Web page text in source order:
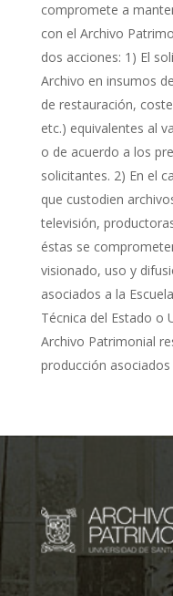
compromete a
con el Archivo
dos acciones: 1) El
Archivo en insumos
de restauración,
etc.) equivalentes al
o de acuerdo a los
solicitantes. 2) En el
que custodien
televisión,
éstas se
visionado, uso y
asociados a la
Técnica del Estado o
Archivo Patrimonial
producción